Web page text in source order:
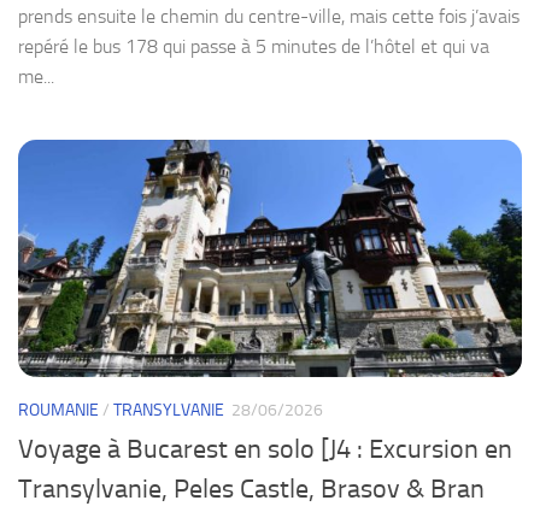
prends ensuite le chemin du centre-ville, mais cette fois j’avais
repéré le bus 178 qui passe à 5 minutes de l’hôtel et qui va
me...
ROUMANIE / TRANSYLVANIE 28/06/2026
Voyage à Bucarest en solo [J4 : Excursion en
Transylvanie, Peles Castle, Brasov & Bran